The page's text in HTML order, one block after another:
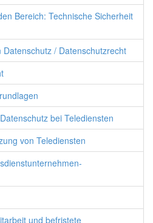
Bereich: Technische Sicherheit
/ Datenschutzrecht
bei Telediensten
von Telediensten
und befristete